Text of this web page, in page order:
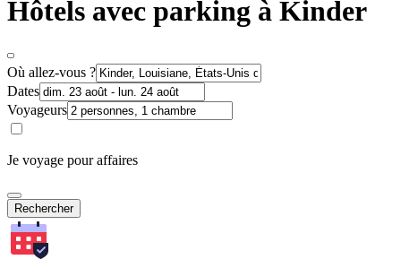
Hôtels avec parking à Kinder
Où allez-vous ?
Dates
Voyageurs
Je voyage pour affaires
Rechercher